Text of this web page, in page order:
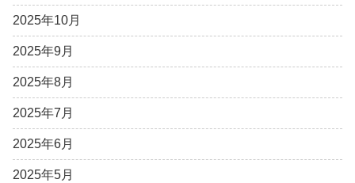
2025年10月
2025年9月
2025年8月
2025年7月
2025年6月
2025年5月